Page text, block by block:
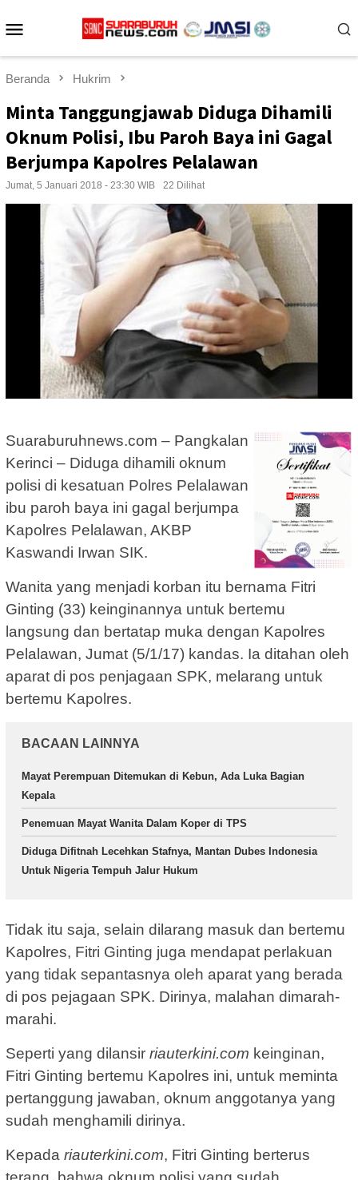
ke
Beranda Hukrim
Minta Tanggungjawab Diduga Dihamili
Oknum Polisi, Ibu Paroh Baya ini Gagal
Berjumpa Kapolres Pelalawan
Jumat, 5 Januari 2018 - 23:30 WIB 22 Dilihat
Suaraburuhnews.com – Pangkalan
Kerinci – Diduga dihamili oknum
polisi di kesatuan Polres Pelalawan
ibu paroh baya ini gagal berjumpa
Kapolres Pelalawan, AKBP
Kaswandi Irwan SIK.
Wanita yang menjadi korban itu bernama Fitri
Ginting (33) keinginannya untuk bertemu
langsung dan bertatap muka dengan Kapolres
Pelalawan, Jumat (5/1/17) kandas. Ia ditahan oleh
aparat di pos penjagaan SPK, melarang untuk
bertemu Kapolres.
BACAAN LAINNYA
Mayat Perempuan Ditemukan di Kebun, Ada Luka Bagian
Kepala
Penemuan Mayat Wanita Dalam Koper di TPS
Diduga Difitnah Lecehkan Stafnya, Mantan Dubes Indonesia
Untuk Nigeria Tempuh Jalur Hukum
Tidak itu saja, selain dilarang masuk dan bertemu
Kapolres, Fitri Ginting juga mendapat perlakuan
yang tidak sepantasnya oleh aparat yang berada
di pos pejagaan SPK. Dirinya, malahan dimarah-
marahi.
Seperti yang dilansir riauterkini.com keinginan,
Fitri Ginting bertemu Kapolres ini, untuk meminta
pertanggung jawaban, oknum anggotanya yang
sudah menghamili dirinya.
Kepada riauterkini.com, Fitri Ginting berterus